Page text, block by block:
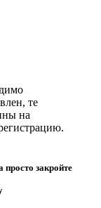
те
на
закройте